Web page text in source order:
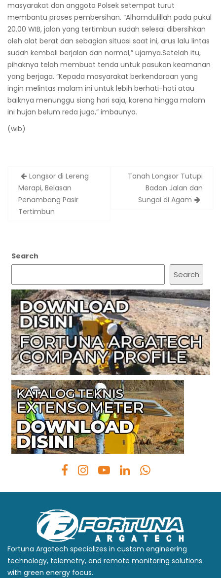
masyarakat dan anggota Polsek setempat turut
membantu proses pembersihan. “Alhamdulillah pada pukul
20.00 WIB, jalan yang tertimbun sudah selesai dibersihkan
oleh alat berat dan sebagian situasi saat ini, arus lalu lintas
sudah kembali berjalan dan normal,” ujarnya.Setelah itu,
pihaknya telah membuat tenda untuk pasukan keamanan
yang berjaga. “Kepada masyarakat berkendaraan yang
ingin melintas malam ini untuk lebih berhati-hati atau
baiknya menunggu siang hari saja, karena hingga malam
ini hujan belum reda juga,” imbaunya.
(wib)
Post
navigation
Longsor di Lereng
Merapi, Belasan
Penambang Pasir
Tertimbun
Tanah Longsor Tutupi
Badan Jalan dan
Sungai di Agam
Search
Search
Fortuna Argatech specializes in custom engineering
technology, telemetry, and remote monitoring solutions
with green energy focus.